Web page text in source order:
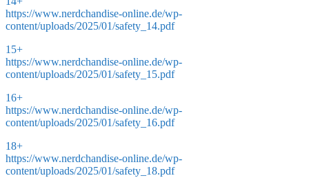
https://www.nerdchandise-online.de/wp-
content/uploads/2025/01/safety_14.pdf
15+
https://www.nerdchandise-online.de/wp-
content/uploads/2025/01/safety_15.pdf
16+
https://www.nerdchandise-online.de/wp-
content/uploads/2025/01/safety_16.pdf
18+
https://www.nerdchandise-online.de/wp-
content/uploads/2025/01/safety_18.pdf